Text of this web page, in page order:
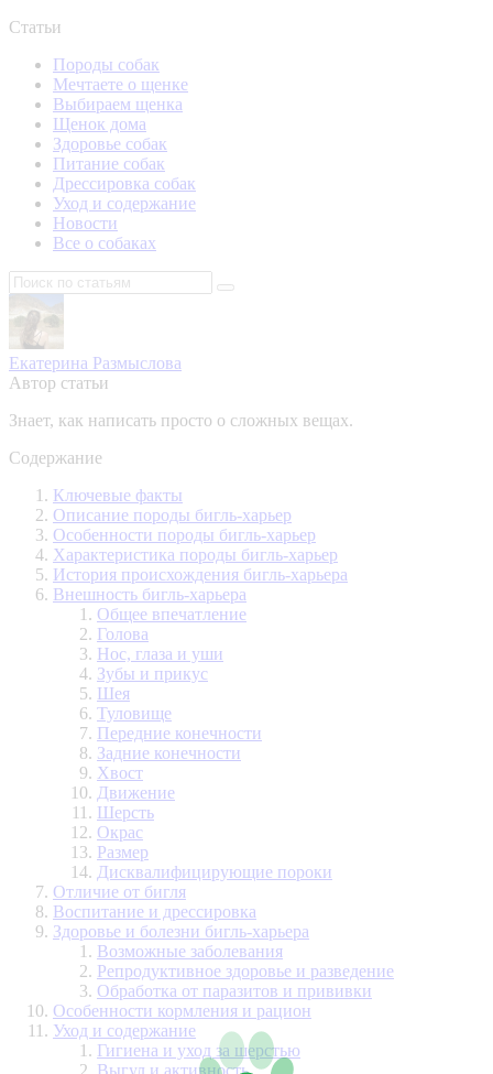
Статьи
Породы собак
Мечтаете о щенке
Выбираем щенка
Щенок дома
Здоровье собак
Питание собак
Дрессировка собак
Уход и содержание
Новости
Все о собаках
Екатерина Размыслова
Автор статьи
Знает, как написать просто о сложных вещах.
Содержание
Ключевые факты
Описание породы бигль-харьер
Особенности породы бигль-харьер
Характеристика породы бигль-харьер
История происхождения бигль-харьера
Внешность бигль-харьера
Общее впечатление
Голова
Нос, глаза и уши
Зубы и прикус
Шея
Туловище
Передние конечности
Задние конечности
Хвост
Движение
Шерсть
Окрас
Размер
Дисквалифицирующие пороки
Отличие от бигля
Воспитание и дрессировка
Здоровье и болезни бигль-харьера
Возможные заболевания
Репродуктивное здоровье и разведение
Обработка от паразитов и прививки
Особенности кормления и рацион
Уход и содержание
Гигиена и уход за шерстью
Выгул и активность